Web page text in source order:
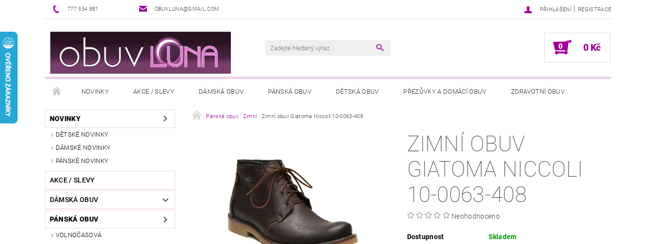
777 554 881 OBUVLUNA@GMAIL.COM PŘIHLÁŠENÍ | REGISTRACE
0 0 Kč
NOVINKY AKCE / SLEVY DÁMSKÁ OBUV PÁNSKÁ OBUV DĚTSKÁ OBUV PŘEZŮVKY A DOMÁCÍ OBUV ZDRAVOTNÍ OBUV
PUNČOCHOVÉ ZBOŽÍ DOPLŇKY K OBUVI VŠEOBECNÉ OBCHODNÍ PODMÍNKY PODMÍNKY OCHRANY OSOBNÍCH ÚDAJŮ
REKLAMAČNÍ ŘÁD
NOVINKY
DĚTSKÉ NOVINKY
DÁMSKÉ NOVINKY
PÁNSKÉ NOVINKY
AKCE / SLEVY
DÁMSKÁ OBUV
PÁNSKÁ OBUV
VOLNOČASOVÁ
Pánská obuv Zimní Zimní obuv Giatoma Niccoli 10-0063-408
ZIMNÍ OBUV
GIATOMA NICCOLI
10-0063-408
Neohodnoceno
Dostupnost
Skladem